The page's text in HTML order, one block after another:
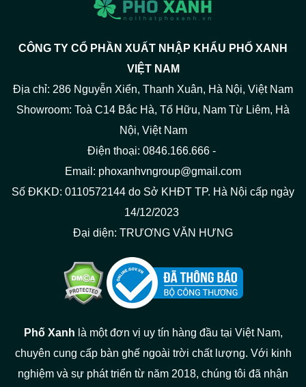
CÔNG TY CỔ PHẦN XUẤT NHẬP KHẨU PHỐ XANH
VIỆT NAM
Địa chỉ: 286 Nguyễn Xiển, Thanh Xuân, Hà Nội, Việt Nam
Showroom: Toà C14 Bắc Hà, Tố Hữu, Nam Từ Liêm, Hà
Nội, Việt Nam
Điện thoại: 0846.166.666 -
Email: phoxanhvngroup@gmail.com
Số ĐKKD: 0110572144 do Sở KHĐT TP. Hà Nội cấp ngày
14/12/2023
Đại diện: TRƯƠNG VĂN HƯNG
Phố Xanh là một đơn vị uy tín hàng đầu tại Việt Nam,
chuyên cung cấp bàn ghế ngoài trời chất lượng. Với kinh
nghiệm và sự phát triển từ năm 2018, chúng tôi đã nhận